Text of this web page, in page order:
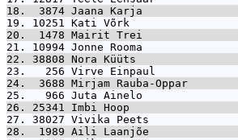
18.  3874 Jaana Karja
19. 10251 Kati Võrk
20.  1478 Mairit Trei
21. 10994 Jonne Rooma
22. 38808 Nora Küüts
23.   256 Virve Einpaul
24.  3688 Mirjam Rauba-Oppar
25.   966 Juta Ainelo
26. 25341 Imbi Hoop
27. 38027 Vivika Peets
28.  1989 Aili Laanjõe